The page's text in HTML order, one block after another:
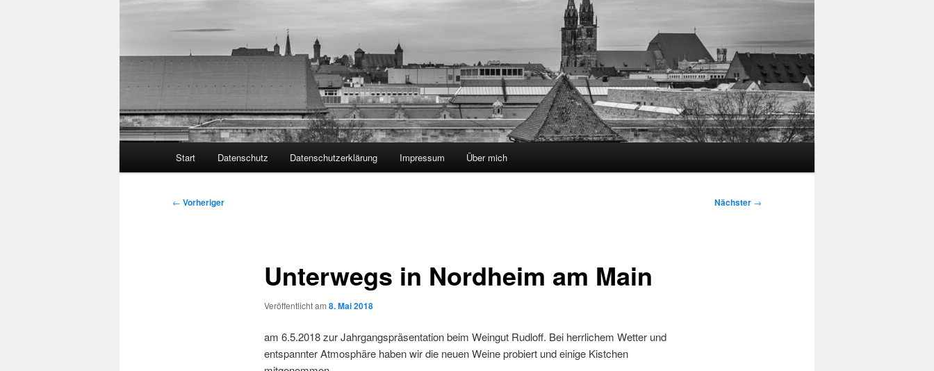
Start Datenschutz Datenschutzerklärung Impressum Über mich
Beitragsnavigation
← Vorheriger Nächster →
Unterwegs in Nordheim am Main
Veröffentlicht am 8. Mai 2018
am 6.5.2018 zur Jahrgangspräsentation beim Weingut Rudloff. Bei herrlichem Wetter und
entspannter Atmosphäre haben wir die neuen Weine probiert und einige Kistchen